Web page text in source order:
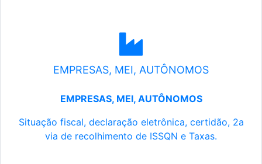
EMPRESAS, MEI, AUTÔNOMOS
EMPRESAS, MEI, AUTÔNOMOS
Situação fiscal, declaração eletrônica, certidão, 2a
via de recolhimento de ISSQN e Taxas.